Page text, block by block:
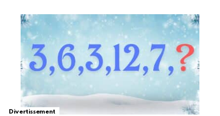
Divertissement